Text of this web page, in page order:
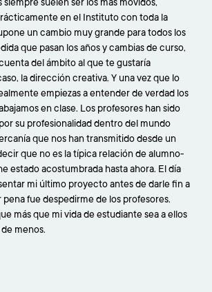
en el Instituto con toda la
un cambio muy grande para todos los
que pasan los años y cambias de curso,
del ámbito al que te gustaría
la dirección creativa. Y una vez que lo
empiezas a entender de verdad los
en clase. Los profesores han sido
su profesionalidad dentro del mundo
que nos han transmitido desde un
que no es la típica relación de alumno-
estado acostumbrada hasta ahora. El día
mi último proyecto antes de darle fin a
pena fue despedirme de los profesores.
más que mi vida de estudiante sea a ellos
menos.